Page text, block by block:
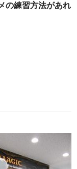
の練習方法があれ